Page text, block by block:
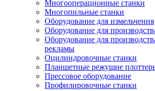
Многооперационные станки
Многопильные станки
Оборудование для измельчения
Оборудование для
Оборудование для
рекламы
Оцилиндровочные станки
Планшетные режущие
Прессовое оборудование
Профилировочные станки